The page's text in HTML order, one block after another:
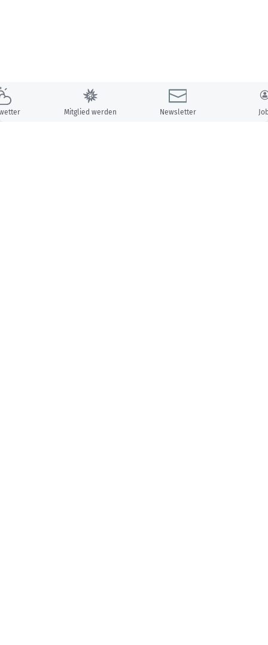
Mitglied werden Newsletter